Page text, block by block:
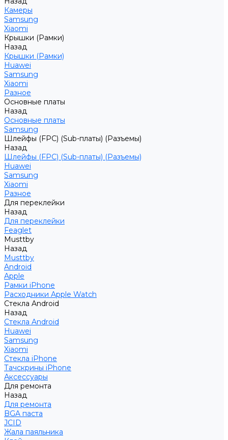
Камеры
Samsung
Xiaomi
Крышки (Рамки)
Назад
Крышки (Рамки)
Huawei
Samsung
Xiaomi
Разное
Основные платы
Назад
Основные платы
Samsung
Шлейфы (FPC) (Sub-платы) (Разъемы)
Назад
Шлейфы (FPC) (Sub-платы) (Разъемы)
Huawei
Samsung
Xiaomi
Разное
Для переклейки
Назад
Для переклейки
Feaglet
Musttby
Назад
Musttby
Android
Apple
Рамки iPhone
Расходники Apple Watch
Стекла Android
Назад
Стекла Android
Huawei
Samsung
Xiaomi
Стекла iPhone
Тачскрины iPhone
Аксессуары
Для ремонта
Назад
Для ремонта
BGA паста
JCID
Жала паяльника